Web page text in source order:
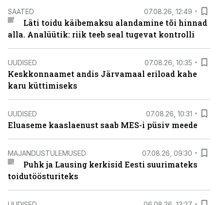
SAATED 07.08.26, 12:49
Läti toidu käibemaksu alandamine tõi hinnad
alla. Analüütik: riik teeb seal tugevat kontrolli
UUDISED 07.08.26, 10:35
Keskkonnaamet andis Järvamaal eriload kahe
karu küttimiseks
UUDISED 07.08.26, 10:31
Eluaseme kaaslaenust saab MES-i püsiv meede
MAJANDUSTULEMUSED 07.08.26, 09:30
Puhk ja Lausing kerkisid Eesti suurimateks
toidutöösturiteks